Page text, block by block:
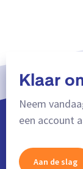
Klaar
Neem
een account
Aan de slag